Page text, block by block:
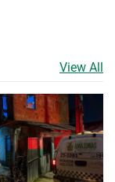
View All